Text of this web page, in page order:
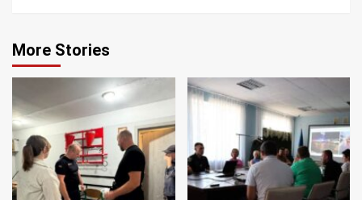
More Stories